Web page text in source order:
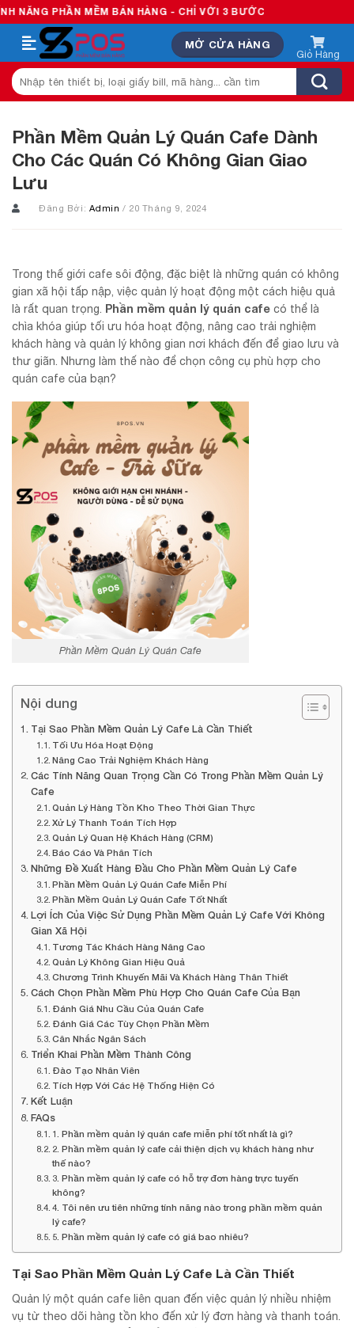
Skip
to
content
MỀM BÁN HÀNG - CHỈ VỚI 3 BƯỚC
MỞ CỬA HÀNG
Tìm
kiếm:
Phần Mềm Quản Lý Quán Cafe Dành
Cho Các Quán Có Không Gian Giao
Lưu
Đăng Bởi: Admin/ 20 Tháng 9, 2024
Trong thế giới cafe sôi động, đặc biệt là những quán có không
gian xã hội tấp nập, việc quản lý hoạt động một cách hiệu quả
là rất quan trọng. Phần mềm quản lý quán cafe có thể là
chìa khóa giúp tối ưu hóa hoạt động, nâng cao trải nghiệm
khách hàng và quản lý không gian nơi khách đến để giao lưu và
thư giãn. Nhưng làm thế nào để chọn công cụ phù hợp cho
quán cafe của bạn?
Phần Mềm Quản Lý Quán Cafe
Nội dung
Tại Sao Phần Mềm Quản Lý Cafe Là Cần Thiết
Tối Ưu Hóa Hoạt Động
Nâng Cao Trải Nghiệm Khách Hàng
Các Tính Năng Quan Trọng Cần Có Trong Phần Mềm Quản Lý
Cafe
Quản Lý Hàng Tồn Kho Theo Thời Gian Thực
Xử Lý Thanh Toán Tích Hợp
Quản Lý Quan Hệ Khách Hàng (CRM)
Báo Cáo Và Phân Tích
Những Đề Xuất Hàng Đầu Cho Phần Mềm Quản Lý Cafe
Phần Mềm Quản Lý Quán Cafe Miễn Phí
Phần Mềm Quản Lý Quán Cafe Tốt Nhất
Lợi Ích Của Việc Sử Dụng Phần Mềm Quản Lý Cafe Với Không
Gian Xã Hội
Tương Tác Khách Hàng Nâng Cao
Quản Lý Không Gian Hiệu Quả
Chương Trình Khuyến Mãi Và Khách Hàng Thân Thiết
Cách Chọn Phần Mềm Phù Hợp Cho Quán Cafe Của Bạn
Đánh Giá Nhu Cầu Của Quán Cafe
Đánh Giá Các Tùy Chọn Phần Mềm
Cân Nhắc Ngân Sách
Triển Khai Phần Mềm Thành Công
Đào Tạo Nhân Viên
Tích Hợp Với Các Hệ Thống Hiện Có
Kết Luận
FAQs
1. Phần mềm quản lý quán cafe miễn phí tốt nhất là gì?
2. Phần mềm quản lý cafe cải thiện dịch vụ khách hàng như
thế nào?
3. Phần mềm quản lý cafe có hỗ trợ đơn hàng trực tuyến
không?
4. Tôi nên ưu tiên những tính năng nào trong phần mềm quản
lý cafe?
5. Phần mềm quản lý cafe có giá bao nhiêu?
Tại Sao Phần Mềm Quản Lý Cafe Là Cần Thiết
Quản lý một quán cafe liên quan đến việc quản lý nhiều nhiệm
vụ từ theo dõi hàng tồn kho đến xử lý đơn hàng và thanh toán.